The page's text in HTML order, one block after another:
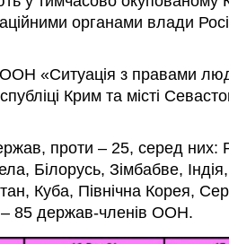
органами влади
«Ситуація з правами
Крим та місті
проти – 25, серед них:
Білорусь, Зімбабве,
Куба, Північна Корея,
– 85 держав-членів ООН.